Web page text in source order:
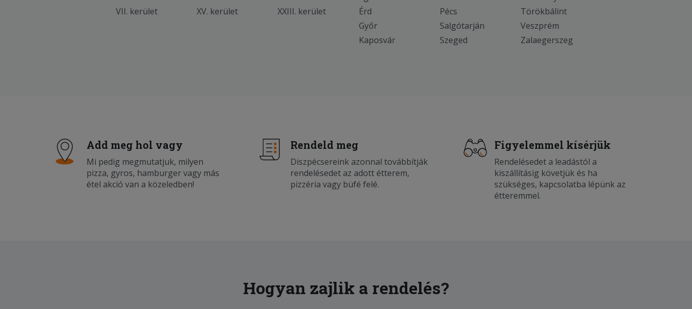
VII. kerület
XV. kerület
XXIII. kerület
Érd
Győr
Kaposvár
Pécs
Salgótarján
Szeged
Törökbálint
Veszprém
Zalaegerszeg
Add meg hol vagy
Mi pedig megmutatjuk, milyen
pizza, gyros, hamburger vagy más
étel akció van a közeledben!
Rendeld meg
Diszpécsereink azonnal továbbítják
rendelésedet az adott étterem,
pizzéria vagy büfé felé.
Figyelemmel kísérjük
Rendelésedet a leadástól a
kiszállításig követjük és ha
szükséges, kapcsolatba lépünk az
étteremmel.
Hogyan zajlik a rendelés?